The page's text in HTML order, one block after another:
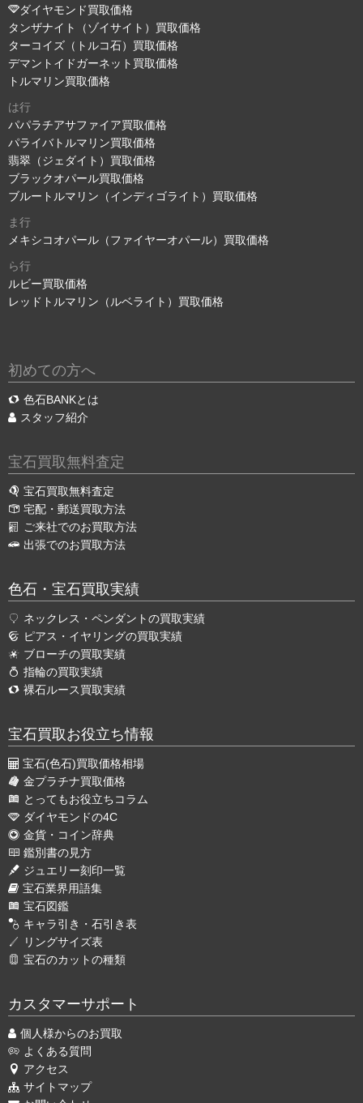
ダイヤモンド買取価格
タンザナイト（ゾイサイト）買取価格
ターコイズ（トルコ石）買取価格
デマントイドガーネット買取価格
トルマリン買取価格
は行
パパラチアサファイア買取価格
パライバトルマリン買取価格
翡翠（ジェダイト）買取価格
ブラックオパール買取価格
ブルートルマリン（インディゴライト）買取価格
ま行
メキシコオパール（ファイヤーオパール）買取価格
ら行
ルビー買取価格
レッドトルマリン（ルベライト）買取価格
初めての方へ
色石BANKとは
スタッフ紹介
宝石買取無料査定
宝石買取無料査定
宅配・郵送買取方法
ご来社でのお買取方法
出張でのお買取方法
色石・宝石買取実績
ネックレス・ペンダントの買取実績
ピアス・イヤリングの買取実績
ブローチの買取実績
指輪の買取実績
裸石ルース買取実績
宝石買取お役立ち情報
宝石(色石)買取価格相場
金プラチナ買取価格
とってもお役立ちコラム
ダイヤモンドの4C
金貨・コイン辞典
鑑別書の見方
ジュエリー刻印一覧
宝石業界用語集
宝石図鑑
キャラ引き・石引き表
リングサイズ表
宝石のカットの種類
カスタマーサポート
個人様からのお買取
よくある質問
アクセス
サイトマップ